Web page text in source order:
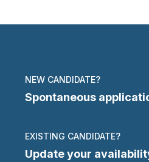
NEW CANDIDATE?
Spontaneous
EXISTING CANDIDATE?
Update your